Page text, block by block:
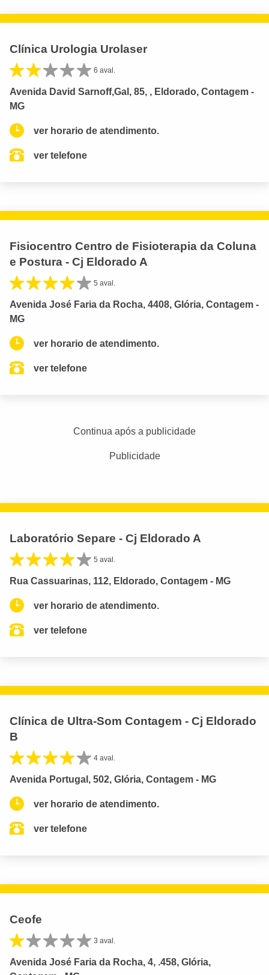
Clínica Urologia Urolaser
6 aval.
Avenida David Sarnoff,Gal, 85, , Eldorado, Contagem -
MG
ver horario de atendimento.
ver telefone
Fisiocentro Centro de Fisioterapia da Coluna
e Postura - Cj Eldorado A
5 aval.
Avenida José Faria da Rocha, 4408, Glória, Contagem -
MG
ver horario de atendimento.
ver telefone
Continua após a publicidade
Publicidade
Laboratório Separe - Cj Eldorado A
5 aval.
Rua Cassuarinas, 112, Eldorado, Contagem - MG
ver horario de atendimento.
ver telefone
Clínica de Ultra-Som Contagem - Cj Eldorado
B
4 aval.
Avenida Portugal, 502, Glória, Contagem - MG
ver horario de atendimento.
ver telefone
Ceofe
3 aval.
Avenida José Faria da Rocha, 4, .458, Glória,